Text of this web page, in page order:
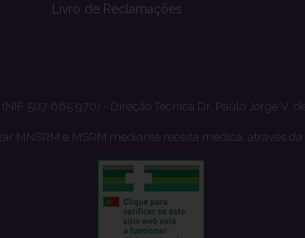
Livro de Reclamações
507 665 970) - Direção Técnica Dr. Paulo Jorge V.
MNSRM e MSRM mediante receita médica, através